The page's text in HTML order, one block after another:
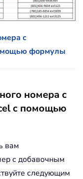
с
формулы
номера с
с помощью
вам
с добавочным
следующим